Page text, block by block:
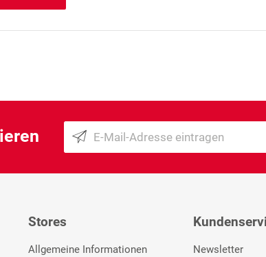
Stores
Allgemeine Informationen
Newsletter